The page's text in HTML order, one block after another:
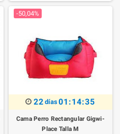
-50,04%
22 días01:14:34
Cama Perro Rectangular Gigwi-
Place Talla M